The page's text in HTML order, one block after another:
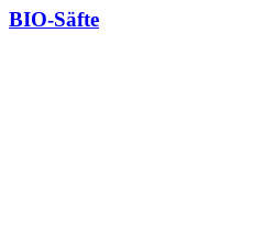
BIO-Säfte